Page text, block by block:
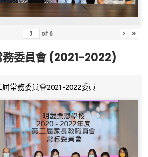
of 6 › »
務委員會 (2021-2022)
屆常務委員會2021-2022委員